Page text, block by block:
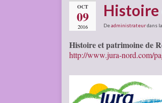
OCT
09
2016
Histoire
Deadministrateurdans
Histoire et patrimoine de
http://www.jura-nord.com/